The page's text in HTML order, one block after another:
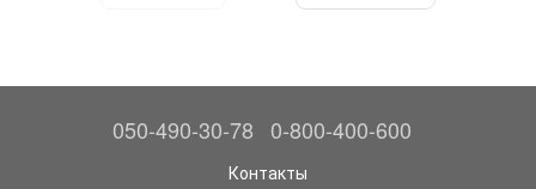
050-490-30-78 0-800-400-600
Контакты